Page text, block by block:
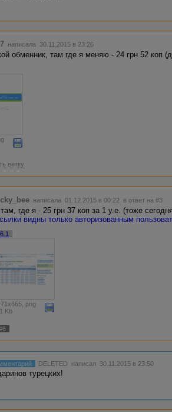
написала 30.11.2015 в 23:26
обменник, там где я меняю - 24 грн 52 коп
ветку
написала 01.12.2015 в 00:22 в ответ на #3
где я - 25 грн 37 коп за 1 у.е. (тоже
видны только авторизованным
png
Kb
DELETED написал 30.11.2015 в 23:50
турецких!